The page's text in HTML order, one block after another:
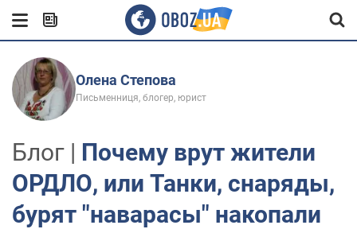
Олена Степова
Письменниця, блогер, юрист
Блог | Почему врут жители
ОРДЛО, или Танки, снаряды,
бурят "наварасы" накопали